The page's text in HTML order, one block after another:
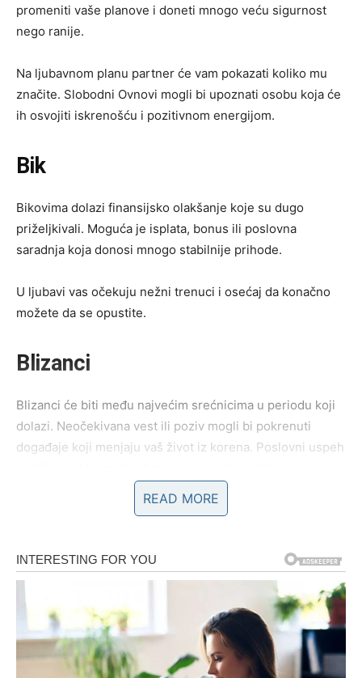
promeniti vaše planove i doneti mnogo veću sigurnost
nego ranije.
Na ljubavnom planu partner će vam pokazati koliko mu
značite. Slobodni Ovnovi mogli bi upoznati osobu koja će
ih osvojiti iskrenošću i pozitivnom energijom.
Bik
Bikovima dolazi finansijsko olakšanje koje su dugo
priželjkivali. Moguća je isplata, bonus ili poslovna
saradnja koja donosi mnogo stabilnije prihode.
U ljubavi vas očekuju nežni trenuci i osećaj da konačno
možete da se opustite.
Blizanci
Blizanci će biti među najvećim srećnicima u periodu koji
dolazi. Neočekivana vest ili poziv mogli bi pokrenuti
događaje koji menjaju vaš život iz korena. Poslovni uspeh
Na emotivnom polju očekuje vas iskreno priznanje koje
Rak
Rakovima dolazi dugo očekivani mir. Sve ono što vas je
opterećivalo polako ostaje iza vas, a podrška porodice i
bliskih ljudi biće vam dragocena.
READ MORE